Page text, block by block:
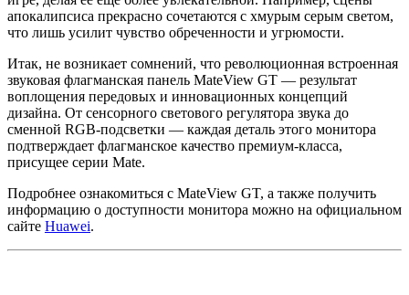
апокалипсиса прекрасно сочетаются с хмурым серым светом,
что лишь усилит чувство обреченности и угрюмости.
Итак, не возникает сомнений, что революционная встроенная
звуковая флагманская панель MateView GT — результат
воплощения передовых и инновационных концепций
дизайна. От сенсорного светового регулятора звука до
сменной RGB-подсветки — каждая деталь этого монитора
подтверждает флагманское качество премиум-класса,
присущее серии Mate.
Подробнее ознакомиться с MateView GT, а также получить
информацию о доступности монитора можно на официальном
сайте Huawei.